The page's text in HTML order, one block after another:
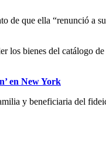
que ella “renunció a
los bienes del catálogo de
en New York
y beneficiaria del